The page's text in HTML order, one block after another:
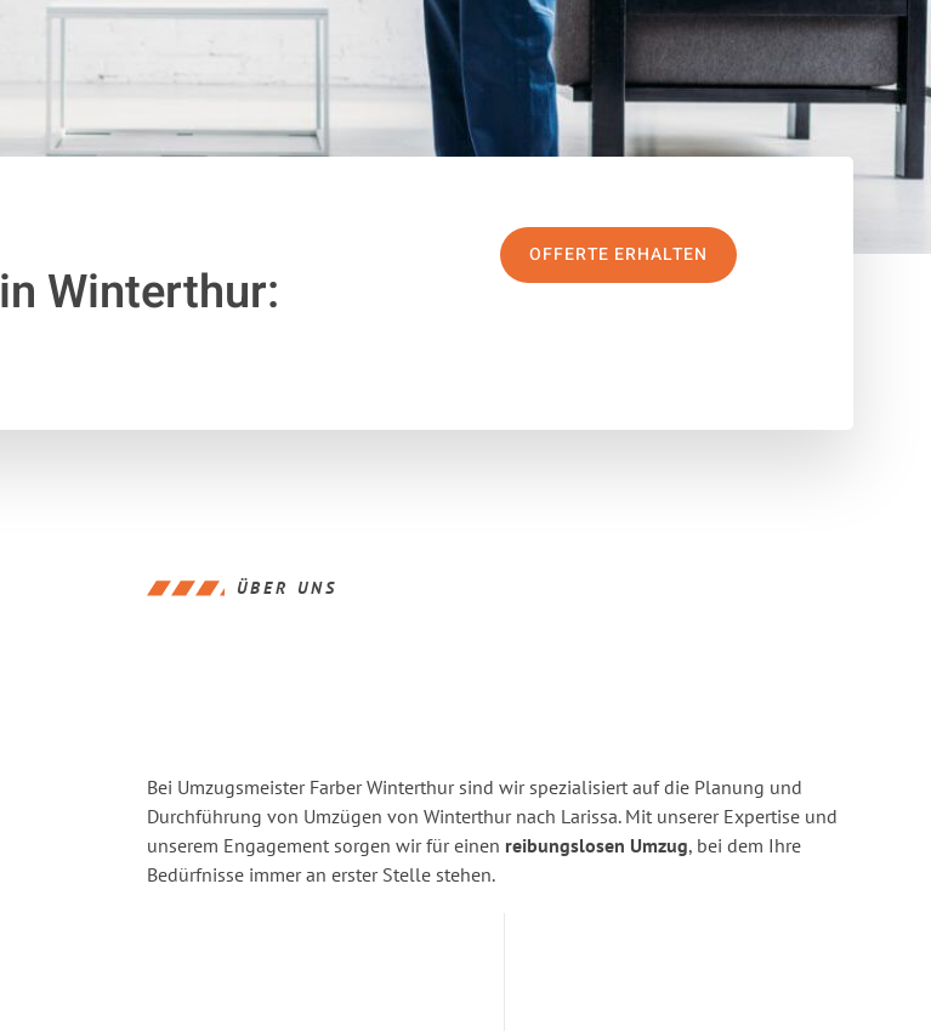
in Winterthur:
OFFERTE ERHALTEN
ÜBER UNS
Bei Umzugsmeister Farber Winterthur sind wir spezialisiert auf die Planung und
Durchführung von Umzügen von Winterthur nach Larissa. Mit unserer Expertise und
unserem Engagement sorgen wir für einen reibungslosen Umzug, bei dem Ihre
Bedürfnisse immer an erster Stelle stehen.